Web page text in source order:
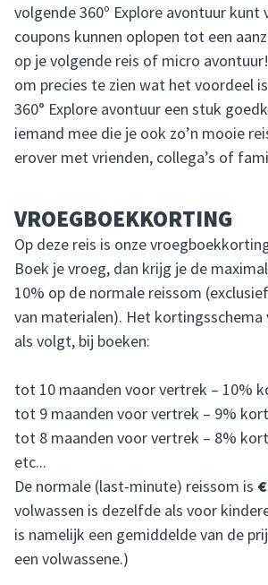
volgende 360º Explore avontuur kunt
coupons kunnen oplopen tot een
op je volgende reis of micro
om precies te zien wat het voordeel
360° Explore avontuur een stuk
iemand mee die je ook zo’n mooie
erover met vrienden, collega’s of
VROEGBOEKKORTING
Op deze reis is onze
Boek je vroeg, dan krijg je de
10% op de normale reissom
van materialen). Het kortingsschema
als volgt, bij boeken:
tot 10 maanden voor vertrek – 10%
tot 9 maanden voor vertrek – 9%
tot 8 maanden voor vertrek – 8%
etc...
De normale (last-minute) reissom is
volwassen is dezelfde als voor
is namelijk een gemiddelde van de
een volwassene.)